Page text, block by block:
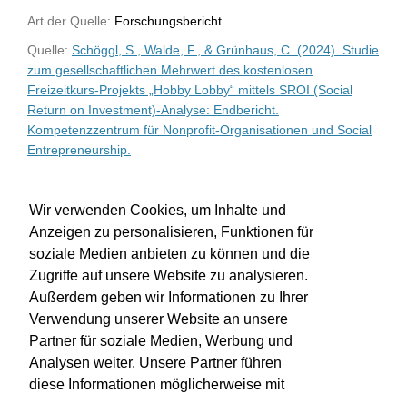
Wir verwenden Cookies, um Inhalte und
Anzeigen zu personalisieren, Funktionen für
soziale Medien anbieten zu können und die
Zugriffe auf unsere Website zu analysieren.
Außerdem geben wir Informationen zu Ihrer
Verwendung unserer Website an unsere
Partner für soziale Medien, Werbung und
Analysen weiter. Unsere Partner führen
diese Informationen möglicherweise mit
Art der Quelle: Forschungsbericht
Quelle: Schöggl, S., Walde, F., & Grünhaus, C. (2024). Studie
zum gesellschaftlichen Mehrwert des kostenlosen
Freizeitkurs-Projekts „Hobby Lobby“ mittels SROI (Social
Return on Investment)-Analyse: Endbericht.
Kompetenzzentrum für Nonprofit-Organisationen und Social
Entrepreneurship.